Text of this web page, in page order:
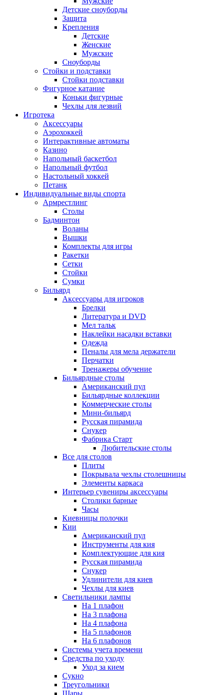
Детские сноуборды
Защита
Крепления
Детские
Женские
Мужские
Сноуборды
Стойки и подставки
Cтойки подставки
Фигурное катание
Коньки фигурные
Чехлы для лезвий
Игротека
Аксессуары
Аэрохоккей
Интерактивные автоматы
Казино
Напольный баскетбол
Напольный футбол
Настольный хоккей
Петанк
Индивидуальные виды спорта
Армрестлинг
Столы
Бадминтон
Воланы
Вышки
Комплекты для игры
Ракетки
Сетки
Стойки
Сумки
Бильярд
Аксессуары для игроков
Брелки
Литература и DVD
Мел тальк
Наклейки насадки вставки
Одежда
Пеналы для мела держатели
Перчатки
Тренажеры обучение
Бильярдные столы
Американский пул
Бильярдные коллекции
Коммерческие столы
Мини-бильярд
Русская пирамида
Снукер
Фабрика Старт
Любительские столы
Все для столов
Плиты
Покрывала чехлы столешницы
Элементы каркаса
Интерьер сувениры аксессуары
Столики барные
Часы
Киевницы полочки
Кии
Американский пул
Инструменты для кия
Комплектующие для кия
Русская пирамида
Снукер
Удлинители для киев
Чехлы для киев
Светильники лампы
На 1 плафон
На 3 плафона
На 4 плафона
На 5 плафонов
На 6 плафонов
Системы учета времени
Средства по уходу
Уход за кием
Сукно
Треугольники
Шары